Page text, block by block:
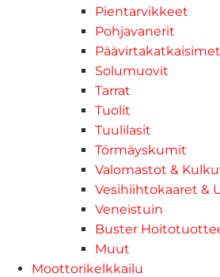
Pientarvikkeet
Pohjavanerit
Solumuovit
Tarrat
Tuolit
Tuulilasit
Törmäyskumit
Valomastot &
Vesihiihtokaaret &
Veneistuin
Buster
Muut
Moottorikelkkailu